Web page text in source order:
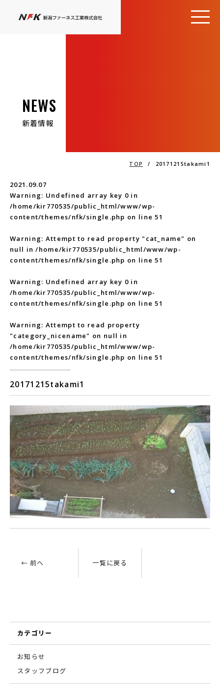
NEWS
新着情報
TOP / 20171215takami1
2021.09.07
Warning: Undefined array key 0 in
/home/kir770535/public_html/www/wp-
content/themes/nfk/single.php on line51
Warning: Attempt to read property "cat_name" on
null in/home/kir770535/public_html/www/wp-
content/themes/nfk/single.php on line51
Warning: Undefined array key 0 in
/home/kir770535/public_html/www/wp-
content/themes/nfk/single.php on line51
Warning: Attempt to read property
"category_nicename" on null in
/home/kir770535/public_html/www/wp-
content/themes/nfk/single.php on line51
20171215takami1
← 前へ 一覧に戻る
カテゴリー
お知らせ
スタッフブログ